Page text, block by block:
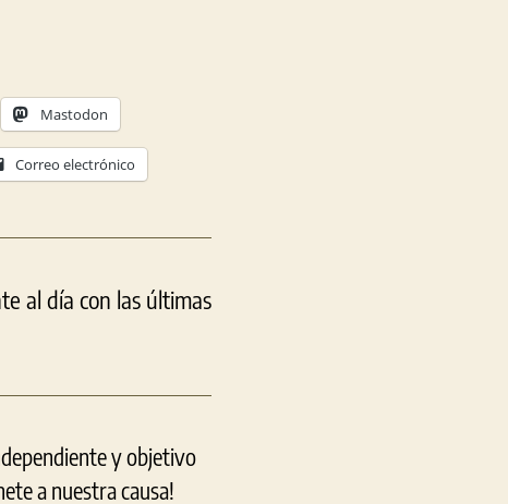
Mastodon
Correo electrónico
al día con las últimas
y objetivo
a nuestra causa!